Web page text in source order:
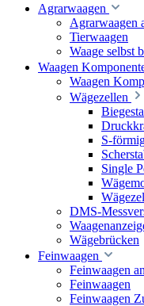
Agrarwaagen
Agrarwaagen
Tierwaagen
Waage selbst
Waagen
Waagen
Wägezellen
S-
Single
DMS-
Wägebrücken
Feinwaagen
Feinwaagen
Feinwaagen
Feinwaagen